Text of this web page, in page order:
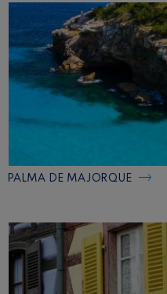
PALMA DE MAJORQUE